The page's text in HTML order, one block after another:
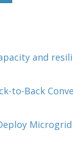
and
to-Back
Microgrid